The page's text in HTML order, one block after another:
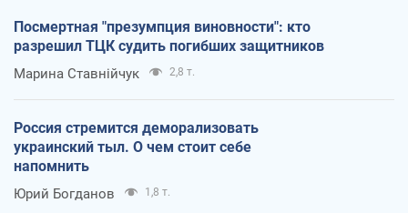
Посмертная "презумпция виновности": кто
разрешил ТЦК судить погибших защитников
Марина Ставнійчук 2,8 т.
Россия стремится деморализовать
украинский тыл. О чем стоит себе
напомнить
Юрий Богданов 1,8 т.